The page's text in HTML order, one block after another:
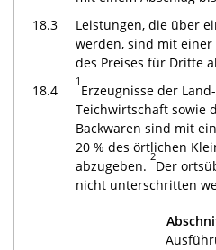
18.3
Leistungen, die über
werden, sind mit einer
des Preises für Dritte
18.4
1
Erzeugnisse der
Teichwirtschaft sowie
Backwaren sind mit
20 % des örtlichen
abzugeben.
2
Der
nicht unterschritten